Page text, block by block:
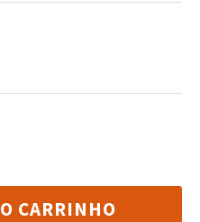
CARRINHO